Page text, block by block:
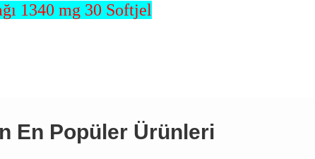
1340 mg 30 Softjel
En Popüler Ürünleri